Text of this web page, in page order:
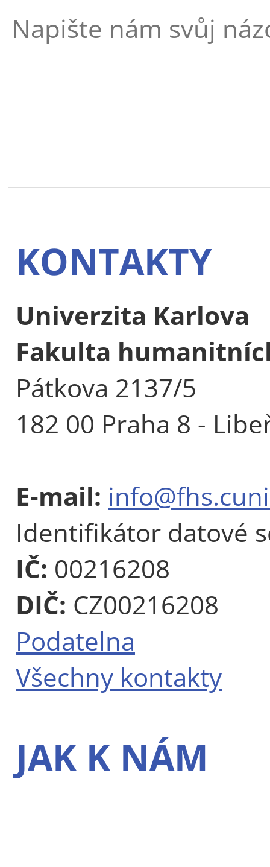
KONTAKTY
Univerzita Karlova
Fakulta
Pátkova 2137/5
182 00 Praha 8 -
E-mail:
Identifikátor datové
IČ: 00216208
DIČ: CZ00216208
Podatelna
Všechny kontakty
JAK K NÁM